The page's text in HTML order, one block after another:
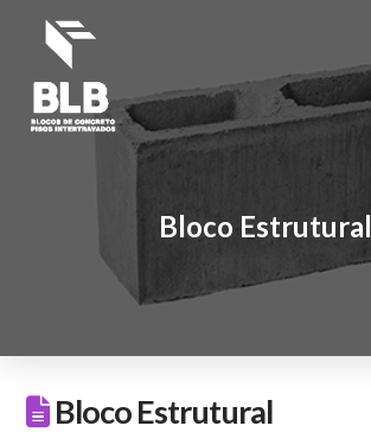
Bloco Estrutural
Bloco Estrutural